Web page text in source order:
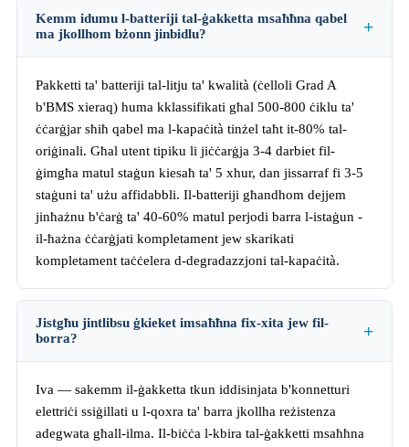
Kemm idumu l-batteriji tal-ġakketta msaħħna qabel
ma jkollhom bżonn jinbidlu?
Pakketti ta' batteriji tal-litju ta' kwalità (ċelloli Grad A
b'BMS xieraq) huma kklassifikati għal 500-800 ċiklu ta'
ċċarġjar sħiħ qabel ma l-kapaċità tinżel taħt it-80% tal-
oriġinali. Għal utent tipiku li jiċċarġja 3-4 darbiet fil-
ġimgħa matul staġun kiesaħ ta' 5 xhur, dan jissarraf fi 3-5
staġuni ta' użu affidabbli. Il-batteriji għandhom dejjem
jinħażnu b'ċarġ ta' 40-60% matul perjodi barra l-istaġun -
il-ħażna ċċarġjati kompletament jew skarikati
kompletament taċċelera d-degradazzjoni tal-kapaċità.
Jistgħu jintlibsu ġkieket imsaħħna fix-xita jew fil-
borra?
Iva — sakemm il-ġakketta tkun iddisinjata b'konnetturi
elettriċi ssiġillati u l-qoxra ta' barra jkollha reżistenza
adegwata għall-ilma. Il-biċċa l-kbira tal-ġakketti msaħħna